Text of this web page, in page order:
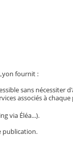
fournit :
sans nécessiter
associés à chaque
via Éléa...).
publication.